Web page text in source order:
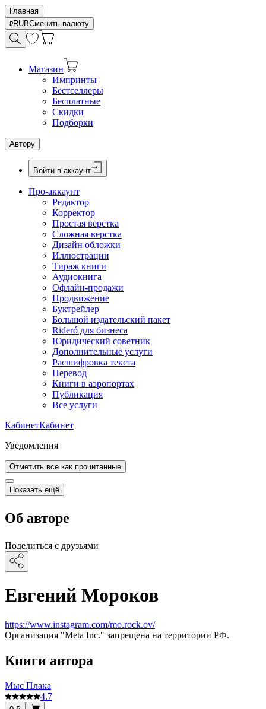
Главная
RUBСменить валюту
Магазин
Импринты
Бестселлеры
Бесплатные
Скидки
Подборки
Автору
Войти в аккаунт
Про-аккаунт
Редактор
Корректор
Простая верстка
Сложная верстка
Дизайн обложки
Иллюстрации
Тираж книги
Аудиокнига
Офлайн-продажи
Продвижение
Буктрейлер
Большой издательский пакет
Rideró для бизнеса
Юридический советник
Дополнительные услуги
Расшифровка текста
Перевод
Книги в аэропортах
Публикация
Все услуги
КабинетКабинет
Уведомления
Отметить все как прочитанные
Показать ещё
Об авторе
Поделиться с друзьями
Евгений Мороков
https://www.instagram.com/mo.rock.ov/
Организация "Meta Inc." запрещена на территории РФ.
Книги автора
Мыс Плака
4.7